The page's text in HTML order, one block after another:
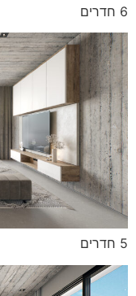
6 חדרים
5 חדרים